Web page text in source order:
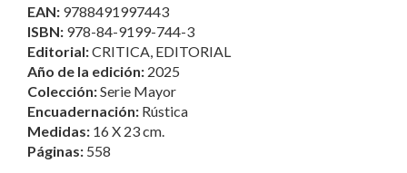
EAN: 9788491997443
ISBN: 978-84-9199-744-3
Editorial:CRITICA, EDITORIAL
Año de la edición: 2025
Colección:Serie Mayor
Encuadernación: Rústica
Medidas: 16 X 23 cm.
Páginas: 558